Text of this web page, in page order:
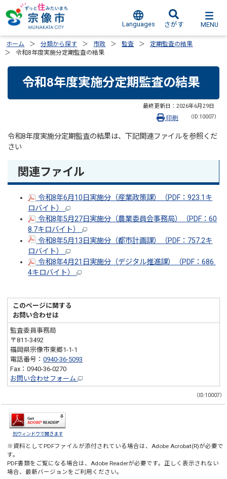
Languages さがす MENU
ホーム 分類から探す 市政 監査
定期監査の結果
令和8年度実施分定期監査の結果
令和8年度実施分定期監査の結果
最終更新日： 2026年6月29日
（ID:10007）
印刷
令和8年度実施分定期監査の結果は、下記関連ファイルを参照くだ
さい
関連ファイル
令和8年6月10日実施分（産業政策課）（PDF：923.1キ
ロバイト）
令和8年5月27日実施分（農業委員会事務局）（PDF：60
8.7キロバイト）
令和8年5月13日実施分（都市計画課）（PDF：757.2キ
ロバイト）
令和8年4月21日実施分（デジタル推進課）（PDF：686.
4キロバイト）
このページに関する
お問い合わせは
監査委員事務局
〒811-3492
福岡県宗像市東郷1-1-1
電話番号：0940-36-5093
Fax：0940-36-0270
お問い合わせフォーム
（ID:10007）
別ウィンドウで開きます
※資料としてPDFファイルが添付されている場合は、Adobe Acrobat(R)が必要で
す。
PDF書類をご覧になる場合は、Adobe Readerが必要です。正しく表示されない
場合、最新バージョンをご利用ください。